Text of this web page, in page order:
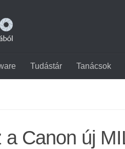
Tudástár Tanácsok
Canon új